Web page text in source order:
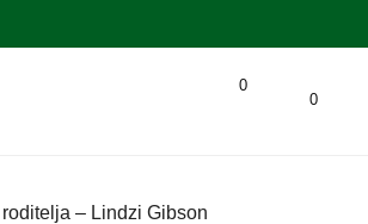
0
0
– Lindzi Gibson